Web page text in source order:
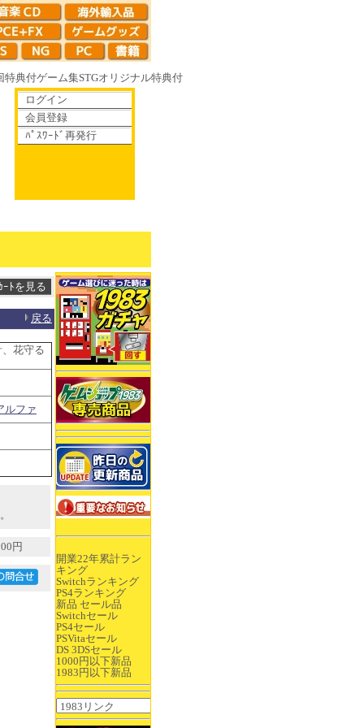
特典付ゲーム集STGオリジナル特典付
ログイン
会員登録
ﾊﾟｽﾜｰﾄﾞ再発行
開業22年累計ラン
キング
Switchランキング
PS4ランキング
新品 セール品
Switchセール
PS4セール
PSVitaセール
DS 3DSセール
1000円以下新品
1983円以下新品
戻る
花守る
ルファ
円